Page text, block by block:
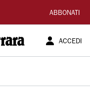
ABBONATI
ACCEDI